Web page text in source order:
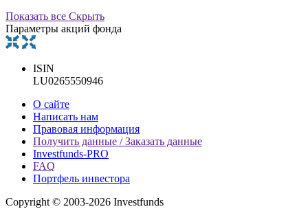
Показать все Скрыть
Параметры акций фонда
ISIN
LU0265550946
О сайте
Написать нам
Правовая информация
Получить данные / Заказать данные
Investfunds-PRO
FAQ
Портфель инвестора
Copyright © 2003-2026 Investfunds